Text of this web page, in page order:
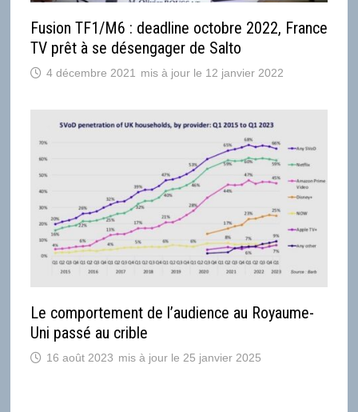
Fusion TF1/M6 : deadline octobre 2022, France
TV prêt à se désengager de Salto
4 décembre 2021 12 janvier 2022
Le comportement de l’audience au Royaume-
Uni passé au crible
16 août 2023 25 janvier 2025